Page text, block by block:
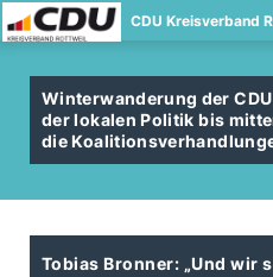
CDU Kreisverband
Winterwanderung der
der lokalen Politik bis
die
Tobias Bronner: „Und wir